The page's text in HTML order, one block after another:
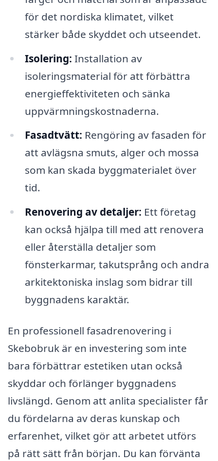
för det nordiska klimatet, vilket
stärker både skyddet och utseendet.
Isolering: Installation av
isoleringsmaterial för att förbättra
energieffektiviteten och sänka
uppvärmningskostnaderna.
Fasadtvätt: Rengöring av fasaden för
att avlägsna smuts, alger och mossa
som kan skada byggmaterialet över
tid.
Renovering av detaljer: Ett företag
kan också hjälpa till med att renovera
eller återställa detaljer som
fönsterkarmar, takutsprång och andra
arkitektoniska inslag som bidrar till
byggnadens karaktär.
En professionell fasadrenovering i
Skebobruk är en investering som inte
bara förbättrar estetiken utan också
skyddar och förlänger byggnadens
livslängd. Genom att anlita specialister får
du fördelarna av deras kunskap och
erfarenhet, vilket gör att arbetet utförs
på rätt sätt från början. Du kan förvänta